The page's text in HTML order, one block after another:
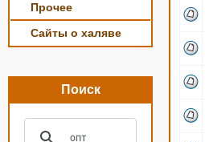
Прочее
Сайты о халяве
Поиск